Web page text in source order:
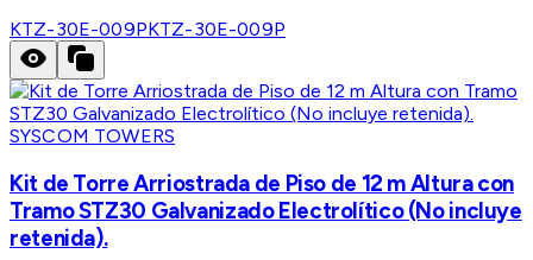
KTZ-30E-009PKTZ-30E-009P
SYSCOM TOWERS
Kit de Torre Arriostrada de Piso de 12 m Altura con
Tramo STZ30 Galvanizado Electrolítico (No incluye
retenida).